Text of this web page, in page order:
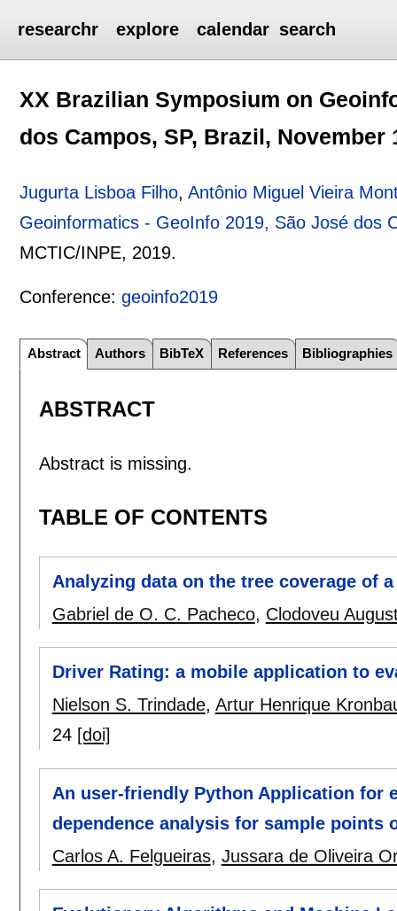
researchr explore calendar search
XX Brazilian Symposium on
dos Campos, SP, Brazil, November
Jugurta Lisboa Filho,Antônio Miguel Vieira
Geoinformatics - GeoInfo 2019, São José dos
MCTIC/INPE, 2019.
Conference:geoinfo2019
Abstract Authors BibTeX References Bibliographies
ABSTRACT
Abstract is missing.
TABLE OF CONTENTS
Analyzing data on the tree coverage of
Gabriel de O. C. Pacheco, Clodoveu
Driver Rating: a mobile application to
Nielson S. Trindade, Artur Henrique
24 [doi]
An user-friendly Python Application for
dependence analysis for sample points
Carlos A. Felgueiras, Jussara de Oliveira